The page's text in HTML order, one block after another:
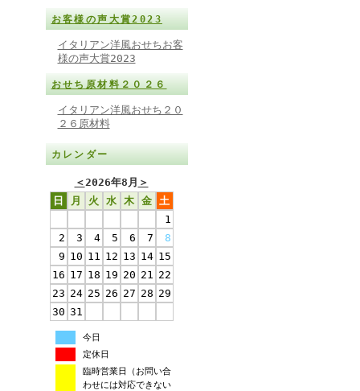
お客様の声大賞2023
イタリアン洋風おせちお客
様の声大賞2023
おせち原材料２０２６
イタリアン洋風おせち２０
２６原材料
カレンダー
＜2026年8月 ＞
日
月 火 水 木 金 土
1
2
3 4 5 6 7
8
9 10 11 12 13 14 15
16 17 18 19 20 21 22
23 24 25 26 27 28 29
30 31
今日
定休日
臨時営業日（お問い合
わせには対応できない